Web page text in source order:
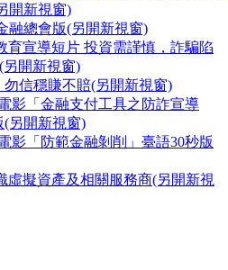
開新視窗)
融總會版(另開新視窗)
育宣導短片 投資需謹慎，詐騙陷
另開新視窗)
信穩賺不賠(另開新視窗)
影「金融支付工具之防詐宣導
(另開新視窗)
影「防範金融剝削」臺語30秒版
虛擬資產及相關服務商(另開新視